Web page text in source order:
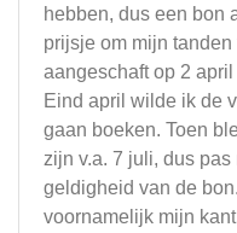
hebben, dus een bon
prijsje om mijn
aangeschaft op 2
Eind april wilde ik de
gaan boeken. Toen
zijn v.a. 7 juli, dus
geldigheid van de
voornamelijk mijn